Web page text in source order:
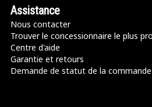
Assistance
Nous contacter
Trouver le concessionnaire le plus
Centre d'aide
Garantie et retours
Demande de statut de la commande